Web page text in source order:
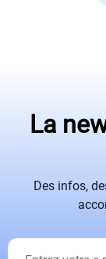
La
Des infos,